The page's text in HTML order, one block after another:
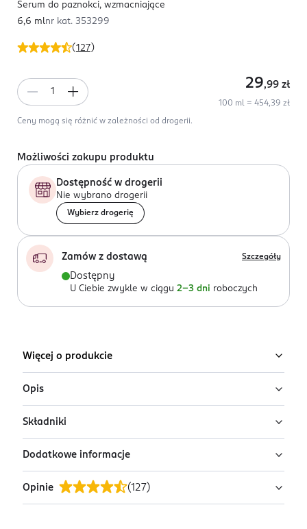
(127)
Serum do paznokci, wzmacniające
6,6 mlnr kat. 353299
29,99 zł
100 ml = 454,39 zł
Ceny mogą się różnić w zależności od drogerii.
Możliwości zakupu produktu
Dostępność w drogerii
Nie wybrano drogerii
Wybierz drogerię
Zamów z dostawą Szczegóły
Dostępny
U Ciebie zwykle w ciągu 2-3 dni roboczych
Więcej o produkcie
Opis
Serum wzmacniające paznokcie.
nawilża paznokcie wg 93% badanych
odbudowuje
przyspiesza
wzrost
Składniki
Ingredients: : WATER, ALCOHOL, DIMETHYL SULFONE,
PROPYLENE GLYCOL, HYDROXYPROPYL CHITOSAN,
ETHOXYDIGLYCOL, EQUISETUM ARVENSE EXTRACT,
BIOTIN.
Dodatkowe informacje
PRZYGOTOWANIE I STOSOWANIE
Serum wzmacniające do słabych, przesuszonych,
Opinie (127 )